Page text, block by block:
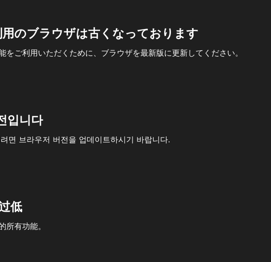
のブラウザは古くなっております
ご利用いただくために、ブラウザを最新版に更新してください。
입니다
면 브라우저 버전을 업데이트하시기 바랍니다.
低
所有功能。